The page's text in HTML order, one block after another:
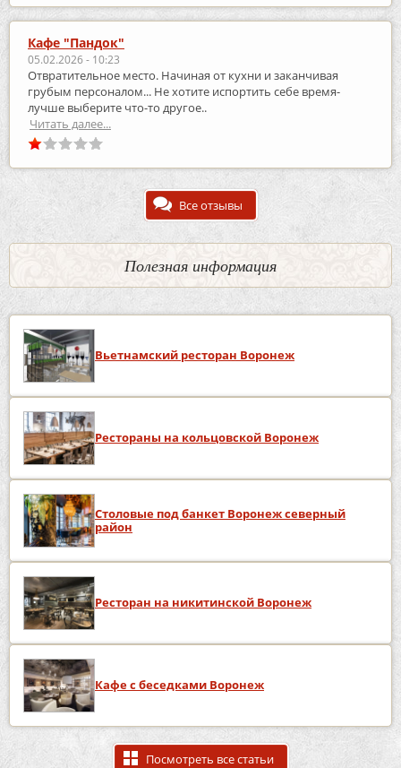
Кафе "Пандок"
05.02.2026 - 10:23
Отвратительное место. Начиная от кухни и заканчивая
грубым персоналом... Не хотите испортить себе время-
лучше выберите что-то другое..
Читать далее...
Все отзывы
Полезная информация
Вьетнамский ресторан Воронеж
Рестораны на кольцовской Воронеж
Столовые под банкет Воронеж северный
район
Ресторан на никитинской Воронеж
Кафе с беседками Воронеж
Посмотреть все статьи